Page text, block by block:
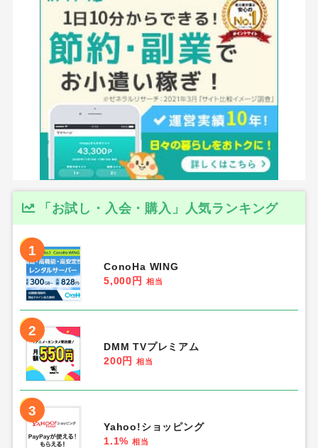
「お試し・入会・購入」人気ランキング
1
ConoHa WING
5,000円
相当
2
DMM TVプレミアム
200円
相当
3
Yahoo!ショッピング
1.1% 相当